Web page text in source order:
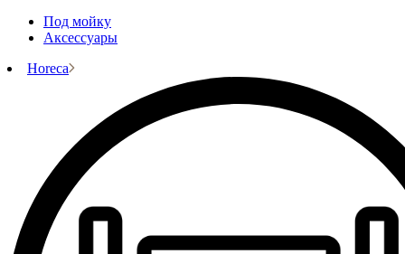
Под мойку
Аксессуары
Horeca